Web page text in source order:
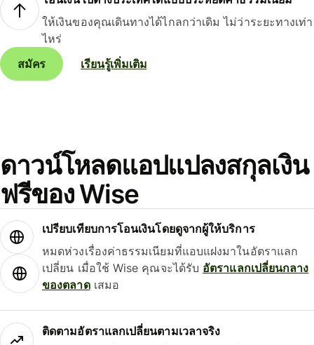
ให้เงินของคุณเดินทางได้ไกลกว่าเดิม ไม่ว่าระยะทางเท่า
ไหร่
สมัคร
เรียนรู้เพิ่มเติม
ดาวน์โหลดแอปแปลงสกุลเงิน
ฟรีของ Wise
เปรียบเทียบการโอนเงินโดยดูจากผู้ให้บริการ
หมดห่วงเรื่องค่าธรรมเนียมที่แอบแฝงมาในอัตราแลก
เปลี่ยน เมื่อใช้ Wise คุณจะได้รับ อัตราแลกเปลี่ยนกลาง
ของตลาดเสมอ
ติดตามอัตราแลกเปลี่ยนตามเวลาจริง